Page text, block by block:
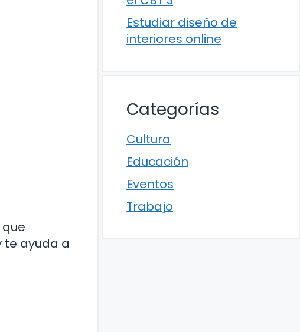
te ayuda a
Estudiar diseño de
interiores online
Categorías
Cultura
Educación
Eventos
Trabajo